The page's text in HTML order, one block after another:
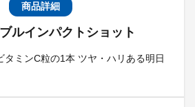
商品詳細
ルインパクトショット
タミンC粒の1本 ツヤ・ハリある明日